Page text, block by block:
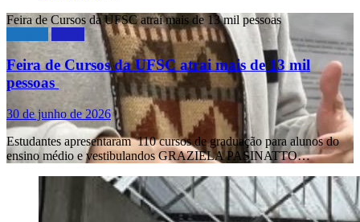
Feira de Cursos da UFSC atrai mais de 13 mil pessoas
Feira de Cursos da UFSC atrai mais de 13 mil
pessoas
30 de junho de 2026
Estudantes apresentaram 110 cursos de graduação para alunos do
ensino médio e vestibulandos GRAZIELA PASINATTO…